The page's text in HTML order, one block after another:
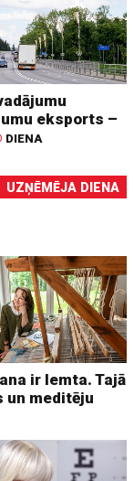
eksports –
DIENA
UZŅĒMĒJA DIENA
ir lemta. Tajā
un meditēju